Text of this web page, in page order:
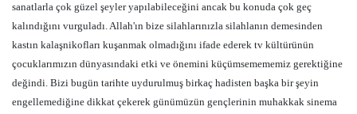
sanatlarla çok güzel şeyler yapılabileceğini ancak bu konuda çok geç
kalındığını vurguladı. Allah'ın bize silahlarınızla silahlanın demesinden
kastın kalaşnikofları kuşanmak olmadığını ifade ederek tv kültürünün
çocuklarımızın dünyasındaki etki ve önemini küçümsemememiz gerektiğine
değindi. Bizi bugün tarihte uydurulmuş birkaç hadisten başka bir şeyin
engellemediğine dikkat çekerek günümüzün gençlerinin muhakkak sinema